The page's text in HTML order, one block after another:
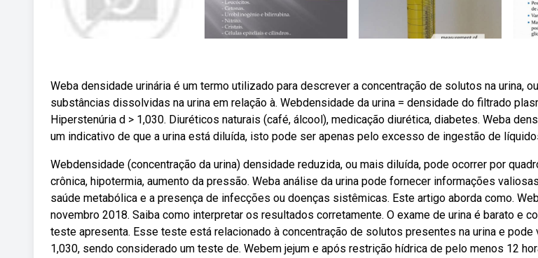
Weba densidade urinária é um termo utilizado para descrever a concentração de solutos na urina,
substâncias dissolvidas na urina em relação à. Webdensidade da urina = densidade do filtrado
Hiperstenúria d > 1,030. Diuréticos naturais (café, álcool), medicação diurética, diabetes. Weba
um indicativo de que a urina está diluída, isto pode ser apenas pelo excesso de ingestão de
Webdensidade (concentração da urina) densidade reduzida, ou mais diluída, pode ocorrer por
crônica, hipotermia, aumento da pressão. Weba análise da urina pode fornecer informações
saúde metabólica e a presença de infecções ou doenças sistêmicas. Este artigo aborda como.
novembro 2018. Saiba como interpretar os resultados corretamente. O exame de urina é barato e
teste apresenta. Esse teste está relacionado à concentração de solutos presentes na urina e pode
1,030, sendo considerado um teste de. Webem jejum e após restrição hídrica de pelo menos 12